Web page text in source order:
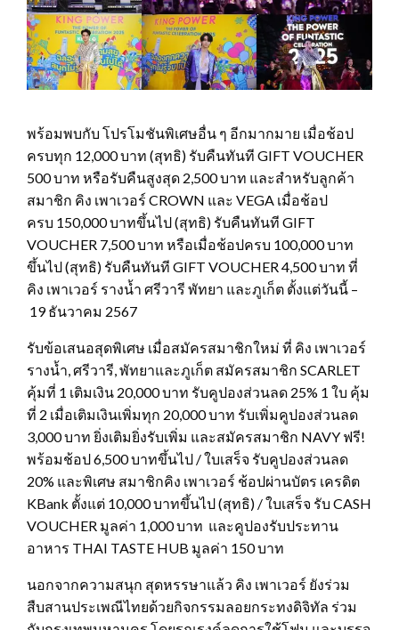
พร้อมพบกับ โปรโมชันพิเศษอื่น ๆ อีกมากมาย เมื่อช้อป
ครบทุก 12,000 บาท (สุทธิ) รับคืนทันที GIFT VOUCHER
500 บาท หรือรับคืนสูงสุด 2,500 บาท และสำหรับลูกค้า
สมาชิก คิง เพาเวอร์ CROWN และ VEGA เมื่อช้อป
ครบ 150,000 บาทขึ้นไป (สุทธิ) รับคืนทันที GIFT
VOUCHER 7,500 บาท หรือเมื่อช้อปครบ 100,000 บาท
ขึ้นไป (สุทธิ) รับคืนทันที GIFT VOUCHER 4,500 บาท ที่
คิง เพาเวอร์ รางน้ำ ศรีวารี พัทยา และภูเก็ต ตั้งแต่วันนี้ –
19 ธันวาคม 2567
รับข้อเสนอสุดพิเศษ เมื่อสมัครสมาชิกใหม่ ที่ คิง เพาเวอร์
รางน้ำ, ศรีวารี, พัทยาและภูเก็ต สมัครสมาชิก SCARLET
คุ้มที่ 1 เติมเงิน 20,000 บาท รับคูปองส่วนลด 25% 1 ใบ คุ้ม
ที่ 2 เมื่อเติมเงินเพิ่มทุก 20,000 บาท รับเพิ่มคูปองส่วนลด
3,000 บาท ยิ่งเติมยิ่งรับเพิ่ม และสมัครสมาชิก NAVY ฟรี!
พร้อมช้อป 6,500 บาทขึ้นไป / ใบเสร็จ รับคูปองส่วนลด
20% และพิเศษ สมาชิกคิง เพาเวอร์ ช้อปผ่านบัตร เครดิต
KBank ตั้งแต่ 10,000 บาทขึ้นไป (สุทธิ) / ใบเสร็จ รับ CASH
VOUCHER มูลค่า 1,000 บาท และคูปองรับประทาน
อาหาร THAI TASTE HUB มูลค่า 150 บาท
นอกจากความสนุก สุดหรรษาแล้ว คิง เพาเวอร์ ยังร่วม
สืบสานประเพณีไทยด้วยกิจกรรมลอยกระทงดิจิทัล ร่วม